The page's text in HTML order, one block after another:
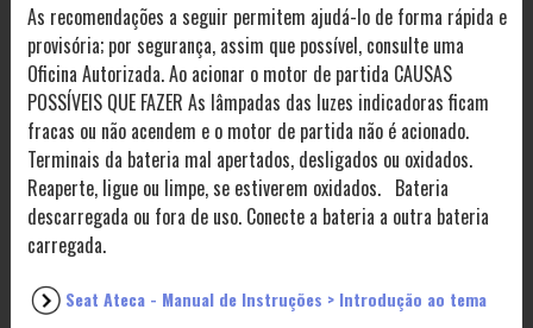
As recomendações a seguir permitem ajudá-lo de forma rápida e
provisória; por segurança, assim que possível, consulte uma
Oficina Autorizada. Ao acionar o motor de partida CAUSAS
POSSÍVEIS QUE FAZER As lâmpadas das luzes indicadoras ficam
fracas ou não acendem e o motor de partida não é acionado.
Terminais da bateria mal apertados, desligados ou oxidados.
Reaperte, ligue ou limpe, se estiverem oxidados. Bateria
descarregada ou fora de uso. Conecte a bateria a outra bateria
carregada.
Seat Ateca - Manual de Instruções > Introdução ao tema